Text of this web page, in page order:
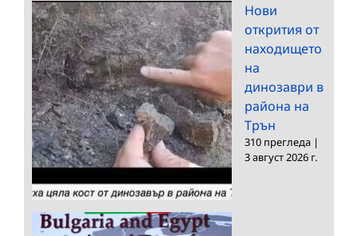
Нови
открития от
находището
на
динозаври в
района на
Трън
310 прегледа |
3 август 2026 г.